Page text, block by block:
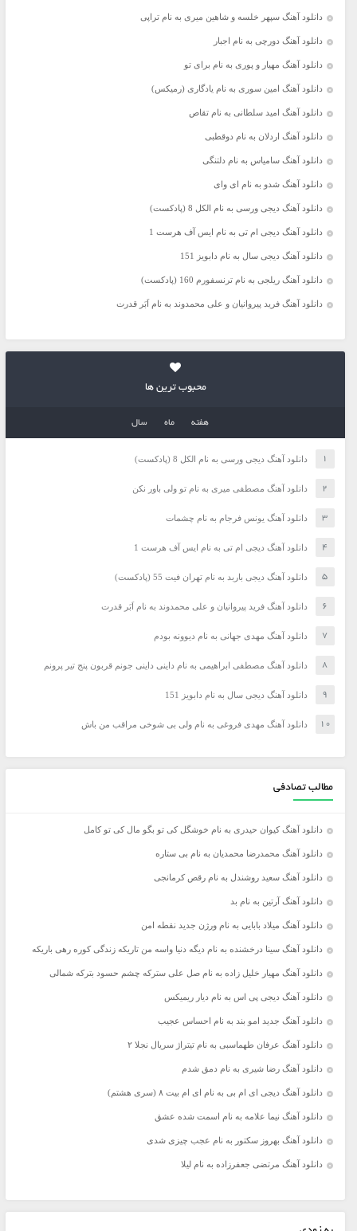
دانلود آهنگ سپهر خلسه و شاهین میری به نام تراپی
دانلود آهنگ دورچی به نام اجبار
دانلود آهنگ مهیار و پوری به نام برای تو
دانلود آهنگ امین سوری به نام یادگاری (رمیکس)
دانلود آهنگ امید سلطانی به نام تقاص
دانلود آهنگ اردلان به نام دوقطبی
دانلود آهنگ سامیاس به نام دلتنگی
دانلود آهنگ شدو به نام ای وای
دانلود آهنگ دیجی ورسی به نام الکل 8 (پادکست)
دانلود آهنگ دیجی ام تی به نام ایس آف هرست 1
دانلود آهنگ دیجی سال به نام دابویز 151
دانلود آهنگ ریلجی به نام ترنسفورم 160 (پادکست)
دانلود آهنگ فرید پیروانیان و علی محمدوند به نام اَبَر قدرت
محبوب ترین ها
هفته ماه سال
دانلود آهنگ دیجی ورسی به نام الکل 8 (پادکست)
دانلود آهنگ مصطفی میری به نام تو ولی باور نکن
دانلود آهنگ یونس فرجام به نام چشمات
دانلود آهنگ دیجی ام تی به نام ایس آف هرست 1
دانلود آهنگ دیجی باربد به نام تهران فیت 55 (پادکست)
دانلود آهنگ فرید پیروانیان و علی محمدوند به نام اَبَر قدرت
دانلود آهنگ مهدی جهانی به نام دیوونه بودم
دانلود آهنگ مصطفی ابراهیمی به نام داینی داینی جونم قربون پنج تیر پرونم
دانلود آهنگ دیجی سال به نام دابویز 151
دانلود آهنگ مهدی فروغی به نام ولی بی شوخی مراقب من باش
مطالب تصادفی
دانلود آهنگ کیوان حیدری به نام خوشگل کی تو بگو مال کی تو کامل
دانلود آهنگ محمدرضا محمدیان به نام بی ستاره
دانلود آهنگ سعید روشندل به نام رقص کرمانجی
دانلود آهنگ آرتین به نام بد
دانلود آهنگ میلاد بابایی به نام ورژن جدید نقطه امن
دانلود آهنگ سینا درخشنده به نام دیگه دنیا واسه من تاریکه زندگی کوره رهی باریکه
دانلود آهنگ مهیار خلیل‌ زاده‌ به نام صل علی سترکه چشم حسود بترکه شمالی
دانلود آهنگ دیجی پی اس به نام دیار ریمیکس
دانلود آهنگ جدید امو بند به نام احساس عجیب
دانلود آهنگ عرفان طهماسبی به نام تیتراژ سریال نجلا ۲
دانلود آهنگ رضا شیری به نام دمق شدم
دانلود آهنگ دیجی ای ام بی به نام ای ام بیت ۸ (سری هشتم)
دانلود آهنگ نیما علامه به نام اسمت شده عشق
دانلود آهنگ بهروز سکتور به نام عجب چیزی شدی
دانلود آهنگ مرتضی جعفرزاده به نام لیلا